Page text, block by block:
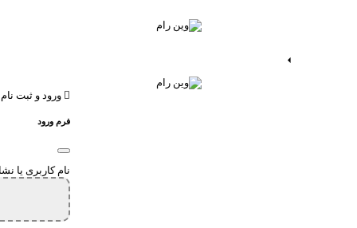
ورود و ثبت نام
فرم ورود
نام کاربری یا